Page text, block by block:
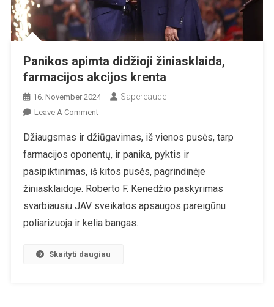
Panikos apimta didžioji žiniasklaida,
farmacijos akcijos krenta
16. November 2024 Sapereaude
Leave A CommentOn
Apimta
Didžioji
Žiniasklaida,
Krenta
Džiaugsmas ir džiūgavimas, iš vienos pusės, tarp
farmacijos oponentų, ir panika, pyktis ir
pasipiktinimas, iš kitos pusės, pagrindinėje
žiniasklaidoje. Roberto F. Kenedžio paskyrimas
svarbiausiu JAV sveikatos apsaugos pareigūnu
poliarizuoja ir kelia bangas.
Skaityti daugiau